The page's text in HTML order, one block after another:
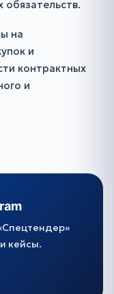
обязательств.
на
и
контрактных
и
кейсы.